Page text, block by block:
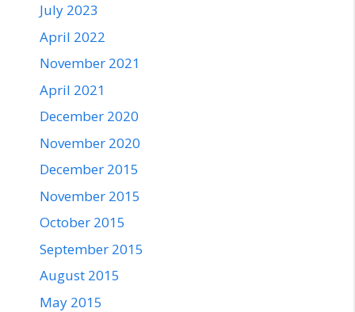
July 2023
April 2022
November 2021
April 2021
December 2020
November 2020
December 2015
November 2015
October 2015
September 2015
August 2015
May 2015